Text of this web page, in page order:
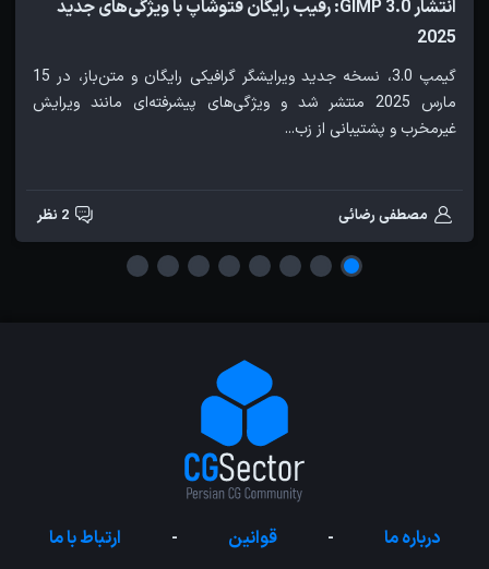
انتشار GIMP 3.0: رقیب رایگان فتوشاپ با ویژگی‌های جدید
2025
گیمپ 3.0، نسخه جدید ویرایشگر گرافیکی رایگان و متن‌باز، در 15
مارس 2025 منتشر شد و ویژگی‌های پیشرفته‌ای مانند ویرایش
غیرمخرب و پشتیبانی از زب...
مصطفی رضائی 2 نظر
درباره ما - قوانین - ارتباط با ما